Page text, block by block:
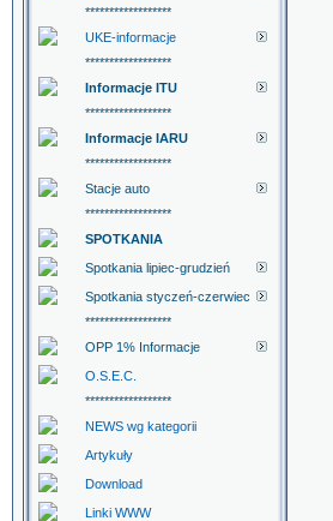
******************
UKE-informacje
******************
Informacje ITU
******************
Informacje IARU
******************
Stacje auto
******************
SPOTKANIA
Spotkania lipiec-grudzień
Spotkania styczeń-czerwiec
******************
OPP 1% Informacje
O.S.E.C.
******************
NEWS wg kategorii
Artykuły
Download
Linki WWW